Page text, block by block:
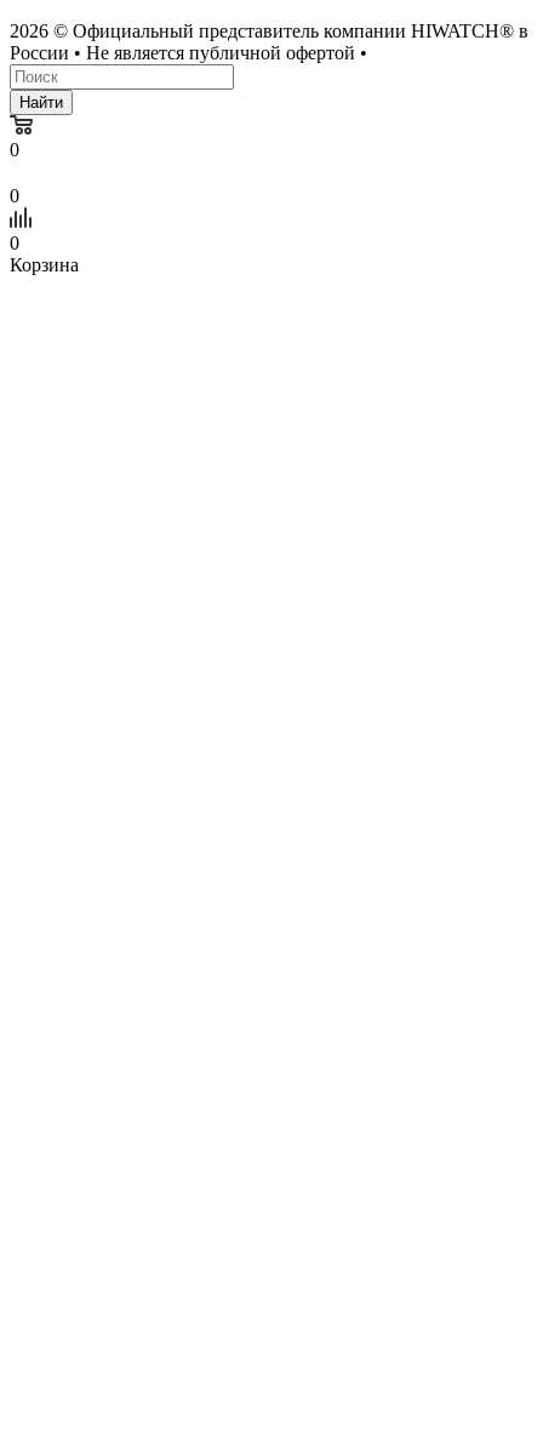
2026 © Официальный представитель компании HIWATCH® в
России • Не является публичной офертой •
Найти
0
0
0
Корзина